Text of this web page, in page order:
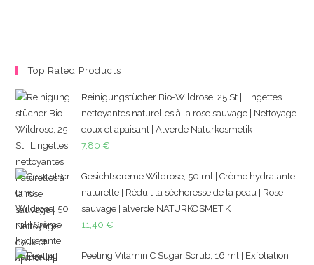
Top Rated Products
Reinigungstücher Bio-Wildrose, 25 St | Lingettes
nettoyantes naturelles à la rose sauvage | Nettoyage
doux et apaisant | Alverde Naturkosmetik
7,80 €
Gesichtscreme Wildrose, 50 ml | Crème hydratante
naturelle | Réduit la sécheresse de la peau | Rose
sauvage | alverde NATURKOSMETIK
11,40 €
Peeling Vitamin C Sugar Scrub, 16 ml | Exfoliation